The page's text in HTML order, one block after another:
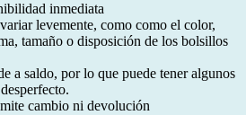
inmediata
levemente, como como el color,
tamaño o disposición de los bolsillos
a saldo, por lo que puede tener algunos
cambio ni devolución